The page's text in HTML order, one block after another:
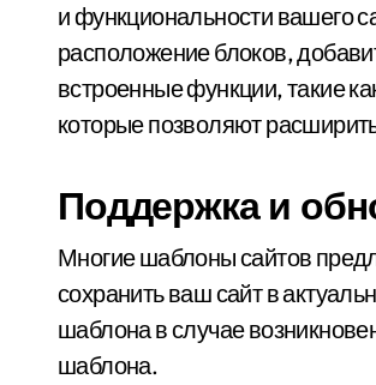
и функциональности вашего
расположение блоков,
встроенные функции, такие
которые позволяют
Поддержка и
Многие шаблоны сайтов
сохранить ваш сайт в
шаблона в случае
шаблона.